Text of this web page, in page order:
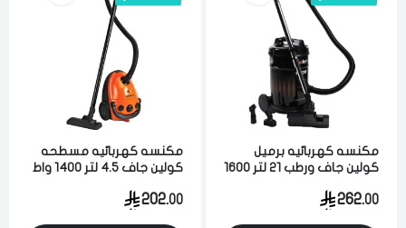
مكنسه كهربائيه برميل
كولين جاف ورطب 21 لتر 1600
والسوائل اسود
262.00
مكنسه كهربائيه مسطحه
كولين جاف 4.5 لتر 1400 واط
202.00
الدخول تسجيل
رقم الجوال *
تذكرنى
اختر المدينة
اختر المدينة
اختر المدينة